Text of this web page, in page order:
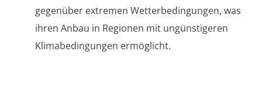
gegenüber extremen Wetterbedingungen, was
ihren Anbau in Regionen mit ungünstigeren
Klimabedingungen ermöglicht.